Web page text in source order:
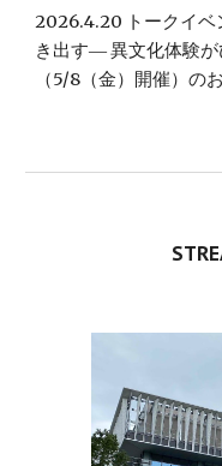
2026.4.20 トークイベ
き出す― 異文化体験が
（5/8（金）開催）の